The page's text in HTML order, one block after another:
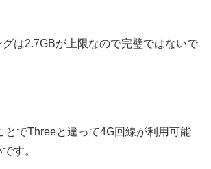
は2.7GBが上限なので完璧ではないで
とでThreeと違って4G回線が利用可能
す。